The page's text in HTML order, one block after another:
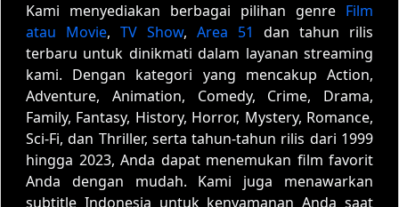
Kami menyediakan berbagai pilihan genre Film
atau Movie, TV Show, Area 51
dan tahun rilis
terbaru untuk dinikmati dalam layanan streaming
kami. Dengan kategori yang mencakup Action,
Adventure, Animation, Comedy, Crime, Drama,
Family, Fantasy, History, Horror, Mystery, Romance,
Sci-Fi, dan Thriller, serta tahun-tahun rilis dari 1999
hingga 2023, Anda dapat menemukan film favorit
Anda dengan mudah. Kami juga menawarkan
subtitle Indonesia untuk kenyamanan Anda saat